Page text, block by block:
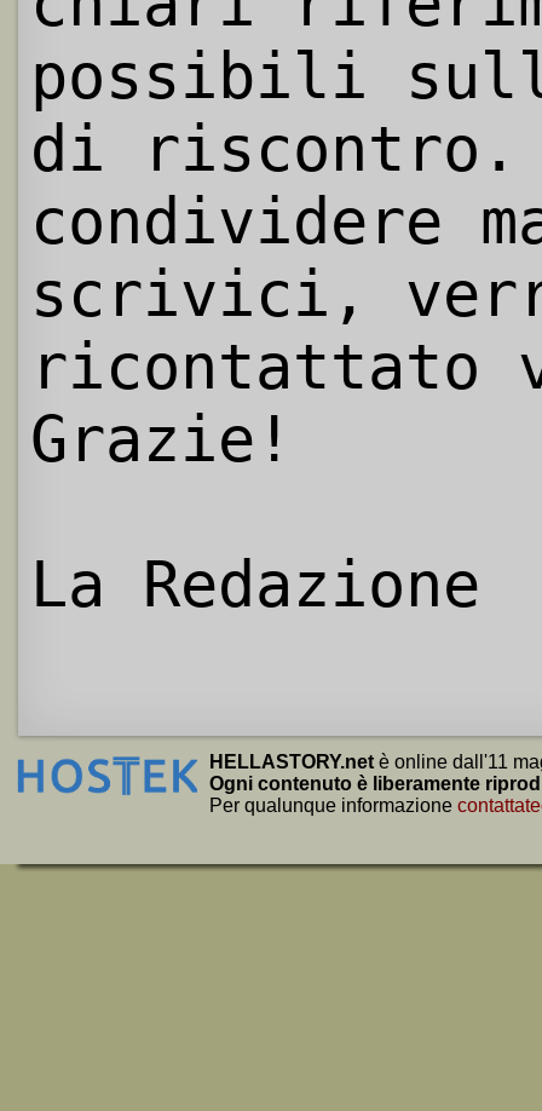
possibili
di riscontro.
condividere
scrivici,
ricontattato
Grazie!
La Redazione
HELLASTORY.net è online dall'11
Ogni contenuto è liberamente
Per qualunque informazione